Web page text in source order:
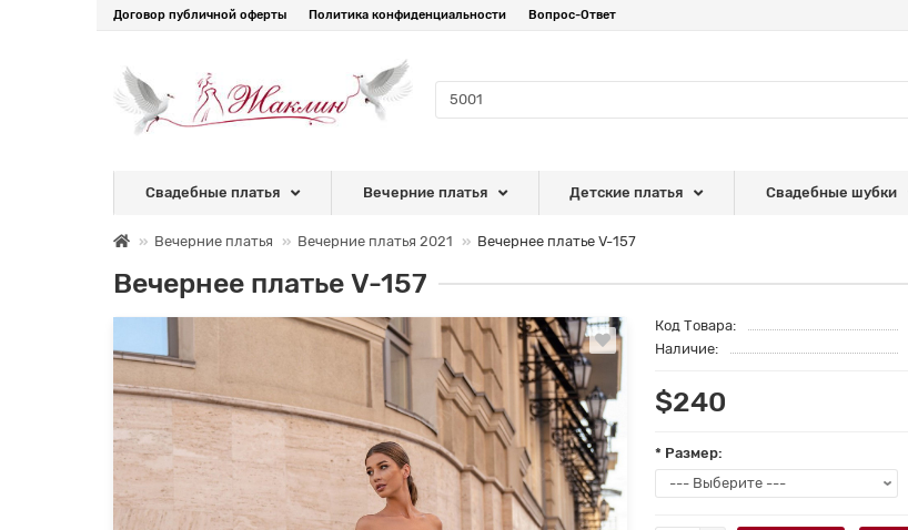
Договор публичной оферты Политика конфиденциальности Вопрос-Ответ
Свадебные платья Вечерние платья Детские платья Свадебные шубки
Вечерние платья Вечерние платья 2021 Вечернее платье V-157
Вечернее платье V-157
Код Товара:
Наличие:
$240
* Размер: